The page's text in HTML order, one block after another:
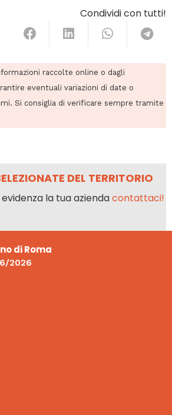
Condividi con tutti!
raccolte online o dagli
eventuali variazioni di date o
Si consiglia di verificare sempre tramite
DEL TERRITORIO
la tua aziendacontattaci!
di Roma
2026